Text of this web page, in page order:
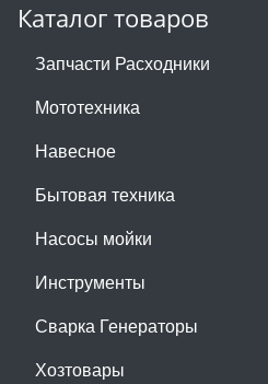
Каталог товаров
Запчасти Расходники
Мототехника
Навесное
Бытовая техника
Насосы мойки
Инструменты
Сварка Генераторы
Хозтовары